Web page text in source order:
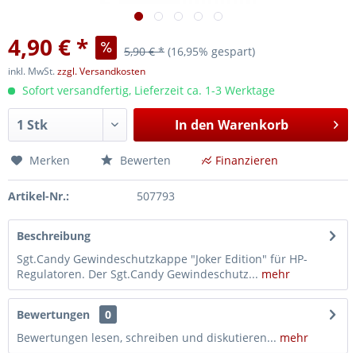
4,90 € * 5,90 € * (16,95% gespart)
inkl. MwSt.zzgl. Versandkosten
Sofort versandfertig, Lieferzeit ca. 1-3 Werktage
In den Warenkorb
Merken Bewerten Finanzieren
Artikel-Nr.: 507793
Beschreibung
Sgt.Candy Gewindeschutzkappe "Joker Edition" für HP-
Regulatoren. Der Sgt.Candy Gewindeschutz... mehr
Bewertungen
0
Bewertungen lesen, schreiben und diskutieren... mehr